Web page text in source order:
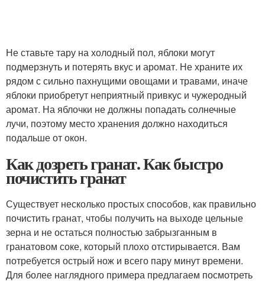
Не ставьте тару на холодный пол, яблоки могут
подмерзнуть и потерять вкус и аромат. Не храните их
рядом с сильно пахнущими овощами и травами, иначе
яблоки приобретут неприятный привкус и чужеродный
аромат. На яблочки не должны попадать солнечные
лучи, поэтому место хранения должно находиться
подальше от окон.
Как дозреть гранат. Как быстро
почистить гранат
Существует несколько простых способов, как правильно
почистить гранат, чтобы получить на выходе цельные
зерна и не остаться полностью забрызганным в
гранатовом соке, который плохо отстирывается. Вам
потребуется острый нож и всего пару минут времени.
Для более наглядного примера предлагаем посмотреть